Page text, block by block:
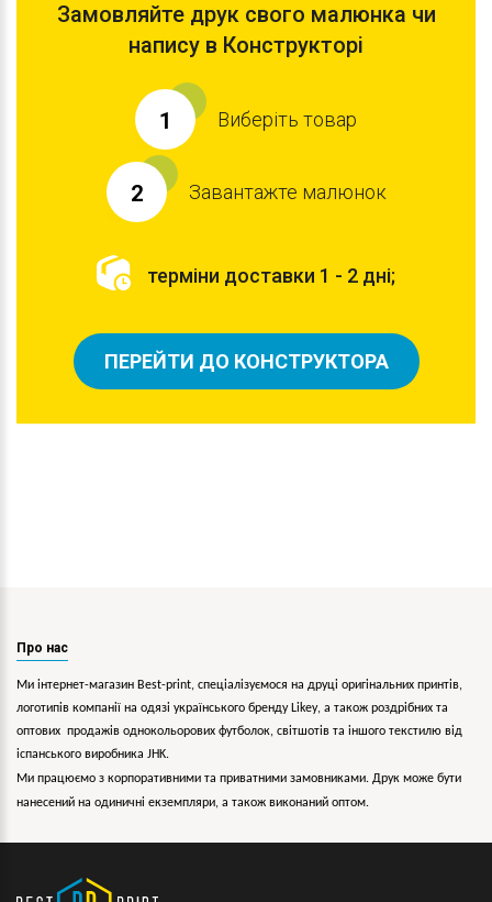
Замовляйте друк свого малюнка чи
напису в Конструкторі
1 Виберіть товар
2 Завантажте малюнок
терміни доставки 1 - 2 дні;
ПЕРЕЙТИ ДО КОНСТРУКТОРА
Про нас
Ми інтернет-магазин Best-print, спеціалізуємося на друці оригінальних принтів,
логотипів компанії на одязі українського бренду Likey, а також роздрібних та
оптових продажів однокольорових футболок, світшотів та іншого текстилю від
іспанського виробника JHK.
Ми працюємо з корпоративними та приватними замовниками. Друк може бути
нанесений на одиничні екземпляри, а також виконаний оптом.